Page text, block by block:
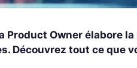
Product Owner élabore
Découvrez tout ce que